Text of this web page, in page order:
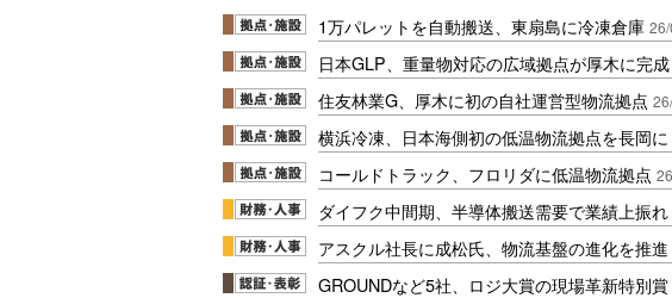
1万パレットを自動搬送、東扇島に冷凍倉庫
日本GLP、重量物対応の広域拠点が厚木に完成
住友林業G、厚木に初の自社運営型物流拠点
横浜冷凍、日本海側初の低温物流拠点を長岡に
コールドトラック、フロリダに低温物流拠点
ダイフク中間期、半導体搬送需要で業績上振れ
アスクル社長に成松氏、物流基盤の進化を推進
GROUNDなど5社、ロジ大賞の現場革新特別賞